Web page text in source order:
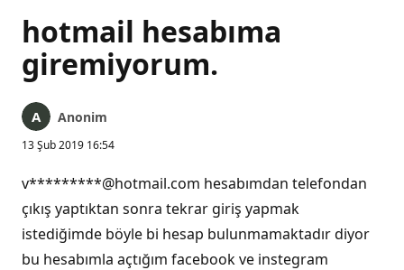
hotmail hesabıma
giremiyorum.
Anonim
13 Şub 2019 16:54
v*********@hotmail.com hesabımdan telefondan
çıkış yaptıktan sonra tekrar giriş yapmak
istediğimde böyle bi hesap bulunmamaktadır diyor
bu hesabımla açtığım facebook ve instegram